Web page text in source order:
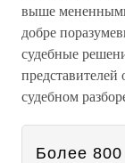
выше
добре
судебные
судебном
Более 800